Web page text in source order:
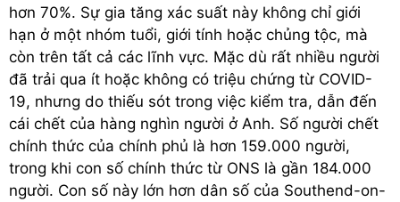
hơn 70%. Sự gia tăng xác suất này không chỉ giới
hạn ở một nhóm tuổi, giới tính hoặc chủng tộc, mà
còn trên tất cả các lĩnh vực. Mặc dù rất nhiều người
đã trải qua ít hoặc không có triệu chứng từ COVID-
19, nhưng do thiếu sót trong việc kiểm tra, dẫn đến
cái chết của hàng nghìn người ở Anh. Số người chết
chính thức của chính phủ là hơn 159.000 người,
trong khi con số chính thức từ ONS là gần 184.000
người. Con số này lớn hơn dân số của Southend-on-